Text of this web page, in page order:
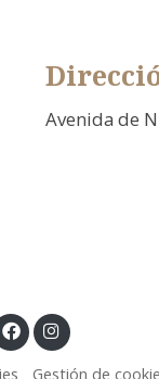
Avenida de
Gestión de